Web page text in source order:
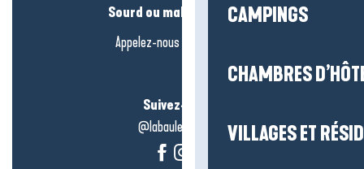
CAMPINGS
CHAMBRES
VILLAGES ET
Sourd ou malentendant ?
Appelez-nous en
Suivez-nous !
@labauleguérande